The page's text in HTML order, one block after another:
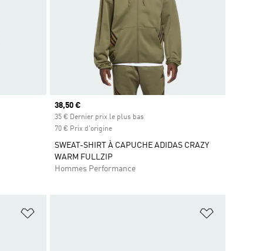
Prix actuel
38,50 €
35 € Dernier prix le plus bas
70 € Prix d'origine
SWEAT-SHIRT À CAPUCHE ADIDAS CRAZY
WARM FULLZIP
Hommes Performance